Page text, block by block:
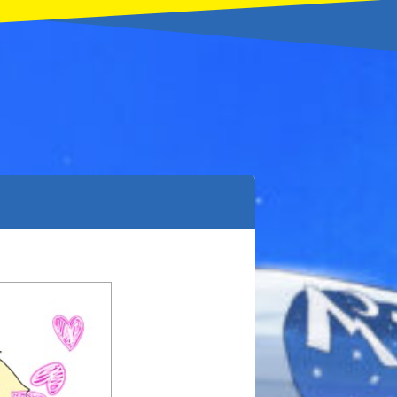
本を飛び出して